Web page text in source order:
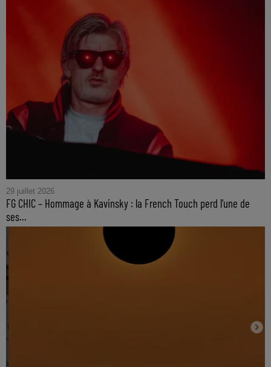
29 juillet 2026
FG CHIC – Hommage à Kavinsky : la French Touch perd l'une de
ses...